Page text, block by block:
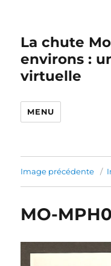
La chute
environs :
virtuelle
MENU
Image précédente
MO-